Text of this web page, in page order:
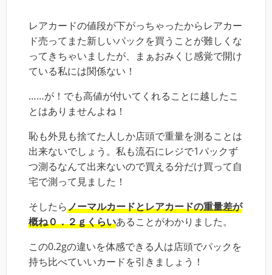
レアカードの値段が下がっちゃったからレアカー
ド売ってまた新しいパックを買うことが難しくな
ってきちゃいましたが、まぁおみくじ感覚で開け
ている私には関係ない！
……が！でも高値が付いてくれることに越したこ
とはありませんよね！
恥も外見も捨てた人しか店頭で重量を測ることは
出来ないでしょう。私も流石にレジで1パックず
つ測るなんて出来ないので買える分だけ買って自
宅で測って見ました！
そしたらノーマルカードとレアカードの重量差が
概ね０．２ｇくらいあることがわかりました。
この0.2gの違いを体感できる人は店頭でパックを
持ち比べていいカードを引きましょう！